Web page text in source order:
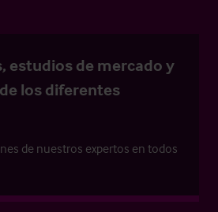
estudios de mercado y
los diferentes
de nuestros expertos en todos